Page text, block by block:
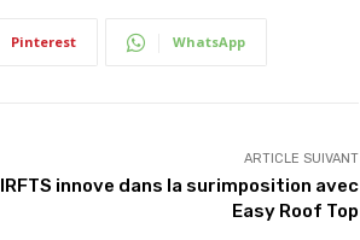
Pinterest WhatsApp
ARTICLE SUIVANT
IRFTS innove dans la surimposition avec
Easy Roof Top